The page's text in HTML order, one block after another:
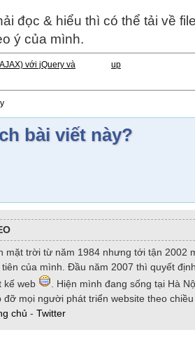
đọc & hiểu thì có thể tải về
ý của mình.
với jQuery và
up
bài viết này?
mặt trời từ năm 1984 nhưng tới tận 2002
tiên của mình. Đầu năm 2007 thì quyết
kế web
. Hiện mình đang sống tại Hà
đỡ mọi người phát triển website theo
chủ - Twitter